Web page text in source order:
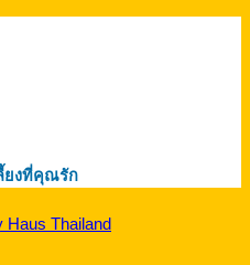
ยงที่คุณรัก